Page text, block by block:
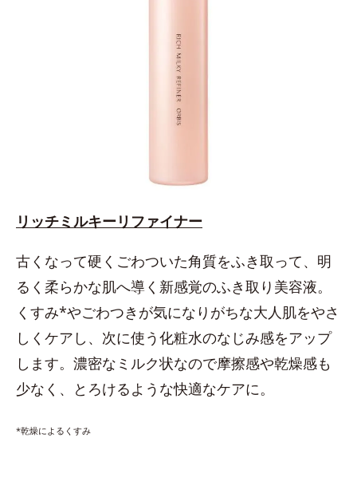
リッチミルキーリファイナー
古くなって硬くごわついた角質をふき取って、明
るく柔らかな肌へ導く新感覚のふき取り美容液。
くすみ*やごわつきが気になりがちな大人肌をやさ
しくケアし、次に使う化粧水のなじみ感をアップ
します。濃密なミルク状なので摩擦感や乾燥感も
少なく、とろけるような快適なケアに。
*乾燥によるくすみ